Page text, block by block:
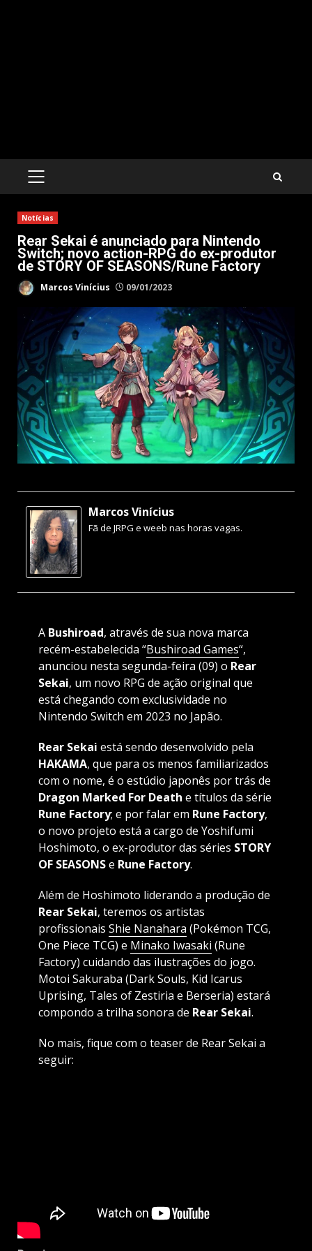
PRIMARY
Notícias
Rear Sekai é anunciado para Nintendo
Switch; novo action-RPG do ex-produtor
de STORY OF SEASONS/Rune Factory
Marcos Vinícius 09/01/2023
Marcos Vinícius
Fã de JRPG e weeb nas horas vagas.
A Bushiroad, através de sua nova marca
recém-estabelecida “Bushiroad Games“,
anunciou nesta segunda-feira (09) o Rear
Sekai, um novo RPG de ação original que
está chegando com exclusividade no
Nintendo Switch em 2023 no Japão.
Rear Sekai está sendo desenvolvido pela
HAKAMA, que para os menos familiarizados
com o nome, é o estúdio japonês por trás de
Dragon Marked For Death e títulos da série
Rune Factory; e por falar em Rune Factory,
o novo projeto está a cargo de Yoshifumi
Hoshimoto, o ex-produtor das séries STORY
OF SEASONSe Rune Factory.
Além de Hoshimoto liderando a produção de
Rear Sekai, teremos os artistas
profissionais Shie Nanahara (Pokémon TCG,
One Piece TCG) e Minako Iwasaki (Rune
Factory) cuidando das ilustrações do jogo.
Motoi Sakuraba (Dark Souls, Kid Icarus
Uprising, Tales of Zestiria e Berseria) estará
compondo a trilha sonora de Rear Sekai.
No mais, fique com o teaser de Rear Sekai a
seguir: